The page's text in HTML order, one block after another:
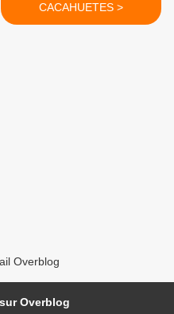
CACAHUETES >
Overblog
Overblog